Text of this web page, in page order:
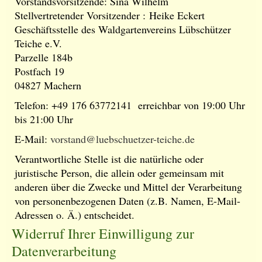
Stellvertretender Vorsitzender : Heike Eckert
Geschäftsstelle des Waldgartenvereins Lübschützer
Teiche e.V.
Parzelle 184b
Postfach 19
04827 Machern
Telefon: +49 176 63772141 erreichbar von 19:00 Uhr
bis 21:00 Uhr
E-Mail: vorstand@luebschuetzer-teiche.de
Verantwortliche Stelle ist die natürliche oder
juristische Person, die allein oder gemeinsam mit
anderen über die Zwecke und Mittel der Verarbeitung
von personenbezogenen Daten (z.B. Namen, E-Mail-
Adressen o. Ä.) entscheidet.
Widerruf Ihrer Einwilligung zur
Datenverarbeitung